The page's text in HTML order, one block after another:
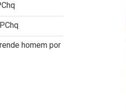
homem por